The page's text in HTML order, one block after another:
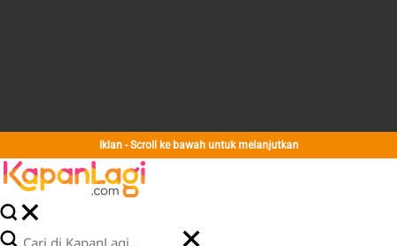
Iklan - Scroll ke bawah untuk melanjutkan